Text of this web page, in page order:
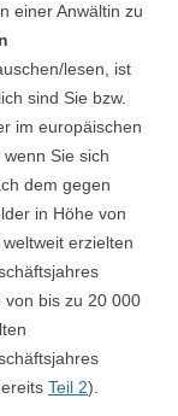
einer Anwältin zu
lesen, ist
sind Sie bzw.
im europäischen
Sie sich
dem gegen
in Höhe von
erzielten
von bis zu 20 000
Teil 2).